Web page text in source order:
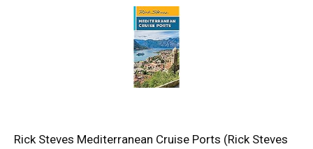
Rick Steves Mediterranean Cruise Ports (Rick Steves